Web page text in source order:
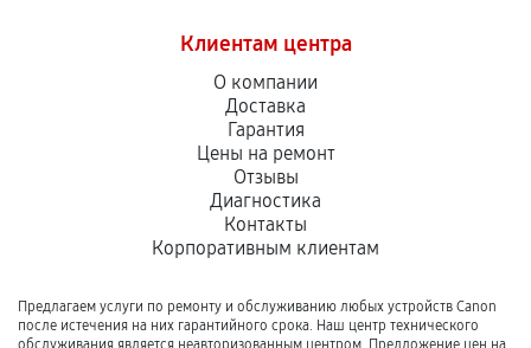
Клиентам центра
О компании
Доставка
Гарантия
Цены на ремонт
Отзывы
Диагностика
Контакты
Корпоративным клиентам
Предлагаем услуги по ремонту и обслуживанию любых устройств Canon
после истечения на них гарантийного срока. Наш центр технического
обслуживания является неавторизованным центром. Предложение цен на